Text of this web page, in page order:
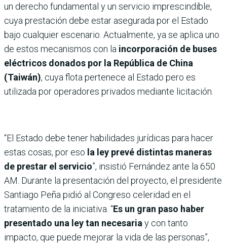
un derecho fundamental y un servicio imprescindible,
cuya prestación debe estar asegurada por el Estado
bajo cualquier escenario. Actualmente, ya se aplica uno
de estos mecanismos con la incorporación de buses
eléctricos donados por la República de China
(Taiwán), cuya flota pertenece al Estado pero es
utilizada por operadores privados mediante licitación.
“El Estado debe tener habilidades jurídicas para hacer
estas cosas, por eso la ley prevé distintas maneras
de prestar el servicio”, insistió Fernández ante la 650
AM. Durante la presentación del proyecto, el presidente
Santiago Peña pidió al Congreso celeridad en el
tratamiento de la iniciativa. “Es un gran paso haber
presentado una ley tan necesaria y con tanto
impacto, que puede mejorar la vida de las personas”,